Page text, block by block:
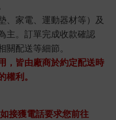
、家電、運動器材等）及
主。訂單完成收款確認
關配送等細節。
，皆由廠商於約定配送時
權利。
接獲電話要求您前往